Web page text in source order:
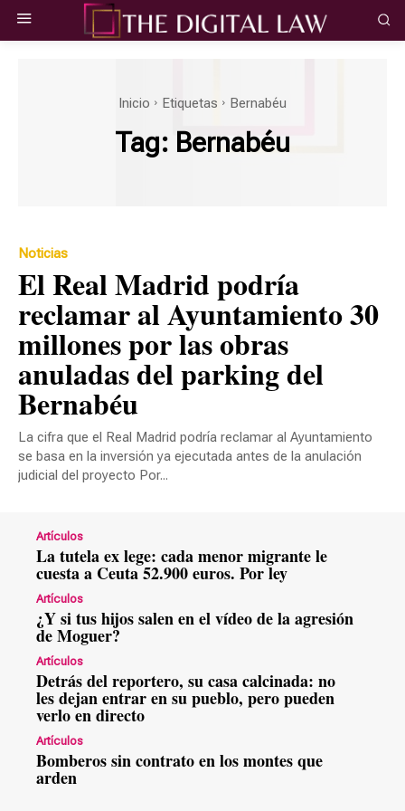
Inicio Etiquetas Bernabéu
Tag: Bernabéu
Noticias
El Real Madrid podría
reclamar al Ayuntamiento 30
millones por las obras
anuladas del parking del
Bernabéu
La cifra que el Real Madrid podría reclamar al Ayuntamiento
se basa en la inversión ya ejecutada antes de la anulación
judicial del proyecto Por...
Artículos
La tutela ex lege: cada menor migrante le
cuesta a Ceuta 52.900 euros. Por ley
Artículos
¿Y si tus hijos salen en el vídeo de la agresión
de Moguer?
Artículos
Detrás del reportero, su casa calcinada: no
les dejan entrar en su pueblo, pero pueden
verlo en directo
Artículos
Bomberos sin contrato en los montes que
arden